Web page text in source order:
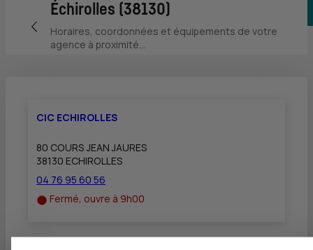
Retour vers la page précédente
Échirolles (38130)
Horaires, coordonnées et équipements de votre
agence à proximité...
CIC ECHIROLLES
80 COURS JEAN JAURES
38130 ECHIROLLES
04 76 95 60 56
Fermé, ouvre à 9h00